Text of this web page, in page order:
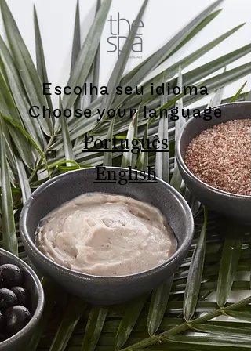
Escolha seu idioma
Choose your language
Português
English